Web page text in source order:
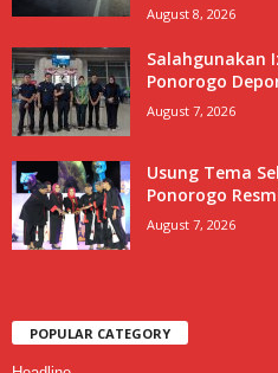
August 8, 2026
Salahgunakan
Ponorogo
August 7, 2026
Usung Tema
Ponorogo
August 7, 2026
POPULAR CATEGORY